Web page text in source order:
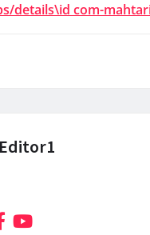
details\id com-